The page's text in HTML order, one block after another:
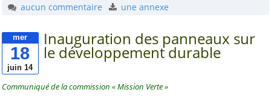
aucun commentaire
une annexe
mer
18
juin 14
Inauguration des panneaux sur
le développement durable
Communiqué de la commission « Mission Verte »